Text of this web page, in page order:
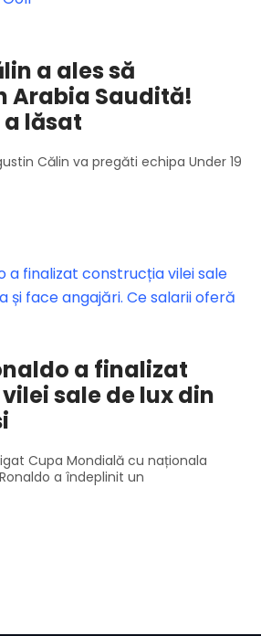
a ales să
Arabia Saudită!
lăsat
Călin va pregăti echipa Under 19
a finalizat
sale de lux din
Cupa Mondială cu naționala
a îndeplinit un